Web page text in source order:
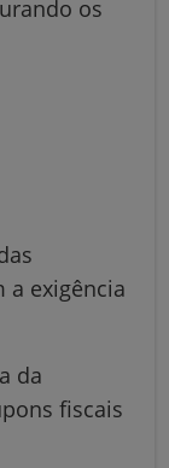
os
a exigência
da
fiscais